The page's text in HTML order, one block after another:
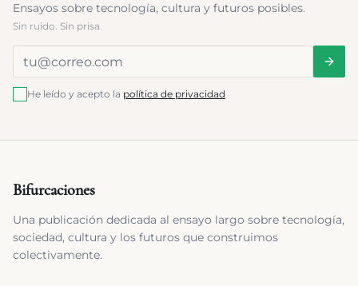
Ensayos sobre tecnología, cultura y futuros posibles.
Sin ruido. Sin prisa.
He leído y acepto la política de privacidad
Bifurcaciones
Una publicación dedicada al ensayo largo sobre tecnología,
sociedad, cultura y los futuros que construimos
colectivamente.